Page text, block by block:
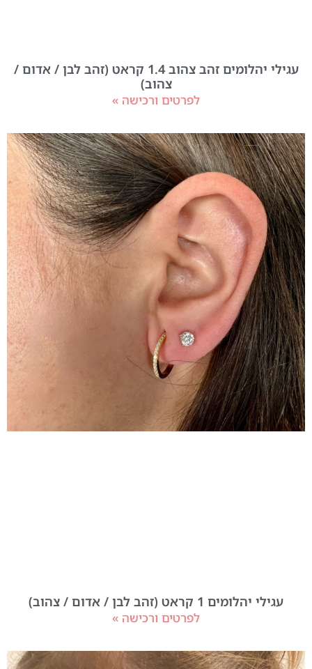
עגילי יהלומים זהב צהוב 1.4 קראט (זהב לבן / אדום /
צהוב)
לפרטים ורכישה »
עגילי יהלומים 1 קראט (זהב לבן / אדום / צהוב)
לפרטים ורכישה »